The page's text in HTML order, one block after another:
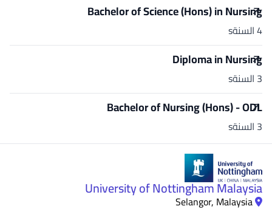
Bachelor of Science (Hons) in Nursing
4 السنةs
Diploma in Nursing
3 السنةs
Bachelor of Nursing (Hons) - ODL
3 السنةs
University of Nottingham Malaysia
Selangor, Malaysia